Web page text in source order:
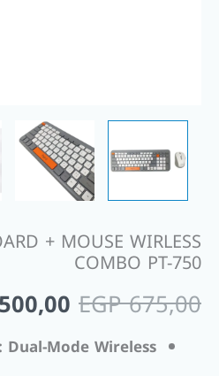
+ MOUSE WIRLESS
COMBO PT-750
EGP675,00
500,00
Dual-Mode Wireless